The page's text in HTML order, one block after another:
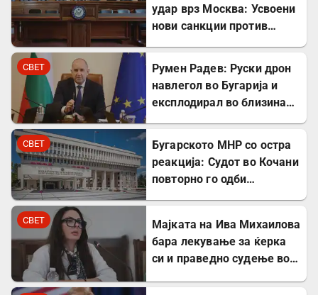
удар врз Москва: Усвоени
нови санкции против
СВЕТ
Румен Радев: Руски дрон
навлегол во Бугарија и
експлодирал во близина
СВЕТ
Бугарското МНР со остра
реакција: Судот во Кочани
повторно го одби
СВЕТ
Мајката на Ива Михаилова
бара лекување за ќерка
си и праведно судење во